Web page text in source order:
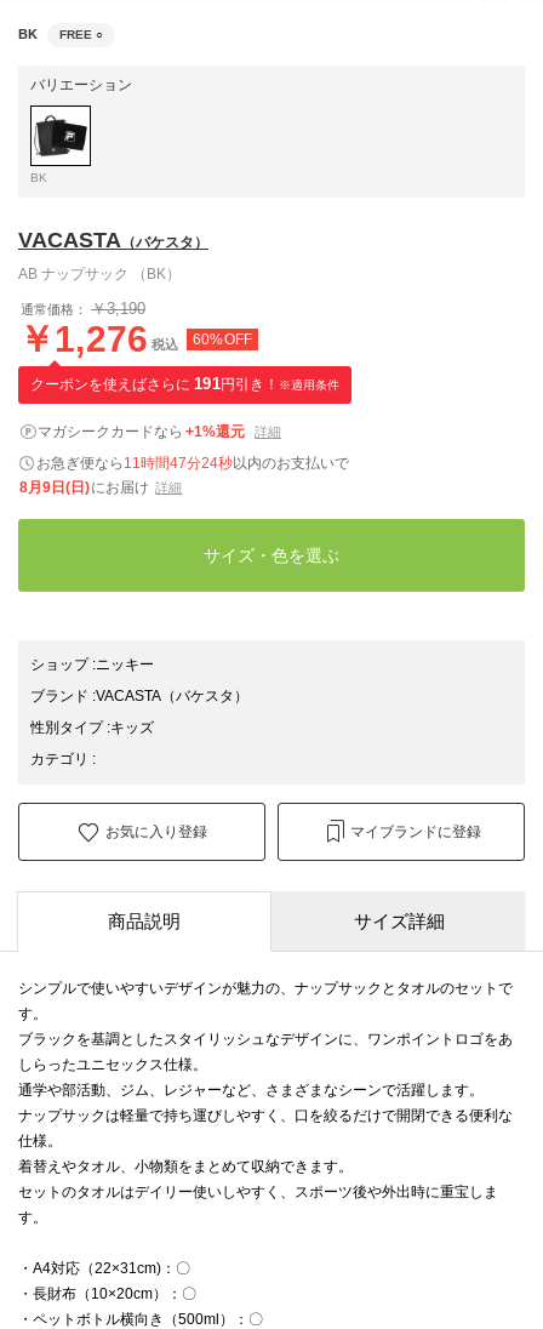
BK FREE ○
バリエーション
BK
VACASTA （バケスタ）
AB ナップサック （BK）
通常価格： ￥3,190
￥1,276 税込 60%OFF
クーポンを使えばさらに 191円引き！ ※適用条件
マガシークカードなら +1%還元 詳細
お急ぎ便なら 11時間47分23秒以内のお支払いで
8月9日(日)にお届け 詳細
サイズ・色を選ぶ
ショップ:ニッキー
ブランド :VACASTA （バケスタ）
性別タイプ:キッズ
カテゴリ :
お気に入り登録 マイブランドに登録
商品説明 サイズ詳細
シンプルで使いやすいデザインが魅力の、ナップサックとタオルのセットで
す。
ブラックを基調としたスタイリッシュなデザインに、ワンポイントロゴをあ
しらったユニセックス仕様。
通学や部活動、ジム、レジャーなど、さまざまなシーンで活躍します。
ナップサックは軽量で持ち運びしやすく、口を絞るだけで開閉できる便利な
仕様。
着替えやタオル、小物類をまとめて収納できます。
セットのタオルはデイリー使いしやすく、スポーツ後や外出時に重宝しま
す。
・A4対応（22×31cm)：〇
・長財布（10×20cm）：〇
・ペットボトル横向き（500ml）：〇